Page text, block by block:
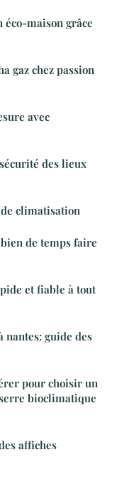
maison grâce
gaz chez passion
avec
des lieux
climatisation
de temps faire
et fiable à tout
guide des
pour choisir un
bioclimatique
affiches